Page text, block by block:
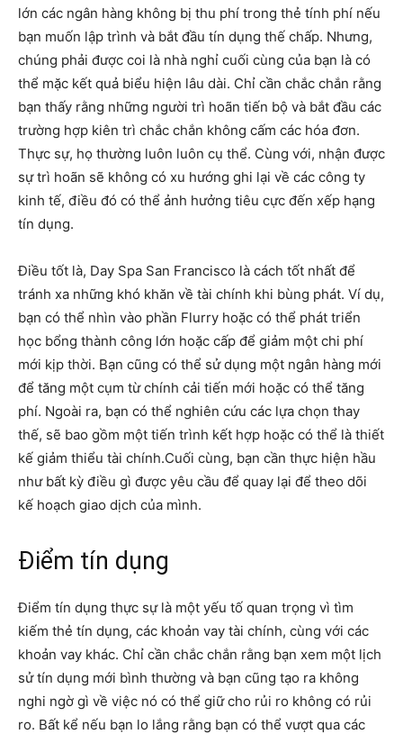
lớn các ngân hàng không bị thu phí trong thẻ tính phí nếu
bạn muốn lập trình và bắt đầu tín dụng thế chấp. Nhưng,
chúng phải được coi là nhà nghỉ cuối cùng của bạn là có
thể mặc kết quả biểu hiện lâu dài. Chỉ cần chắc chắn rằng
bạn thấy rằng những người trì hoãn tiến bộ và bắt đầu các
trường hợp kiên trì chắc chắn không cấm các hóa đơn.
Thực sự, họ thường luôn luôn cụ thể. Cùng với, nhận được
sự trì hoãn sẽ không có xu hướng ghi lại về các công ty
kinh tế, điều đó có thể ảnh hưởng tiêu cực đến xếp hạng
tín dụng.
Điều tốt là, Day Spa San Francisco là cách tốt nhất để
tránh xa những khó khăn về tài chính khi bùng phát. Ví dụ,
bạn có thể nhìn vào phần Flurry hoặc có thể phát triển
học bổng thành công lớn hoặc cấp để giảm một chi phí
mới kịp thời. Bạn cũng có thể sử dụng một ngân hàng mới
để tăng một cụm từ chính cải tiến mới hoặc có thể tăng
phí. Ngoài ra, bạn có thể nghiên cứu các lựa chọn thay
thế, sẽ bao gồm một tiến trình kết hợp hoặc có thể là thiết
kế giảm thiểu tài chính.Cuối cùng, bạn cần thực hiện hầu
như bất kỳ điều gì được yêu cầu để quay lại để theo dõi
kế hoạch giao dịch của mình.
Điểm tín dụng
Điểm tín dụng thực sự là một yếu tố quan trọng vì tìm
kiếm thẻ tín dụng, các khoản vay tài chính, cùng với các
khoản vay khác. Chỉ cần chắc chắn rằng bạn xem một lịch
sử tín dụng mới bình thường và bạn cũng tạo ra không
nghi ngờ gì về việc nó có thể giữ cho rủi ro không có rủi
ro. Bất kể nếu bạn lo lắng rằng bạn có thể vượt qua các